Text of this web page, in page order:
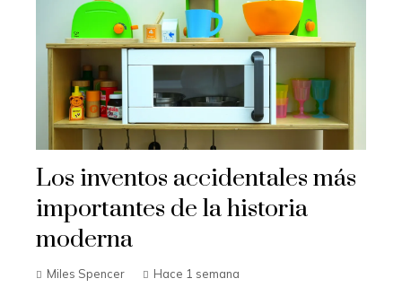
Los inventos accidentales más
importantes de la historia
moderna
Miles Spencer Hace 1 semana